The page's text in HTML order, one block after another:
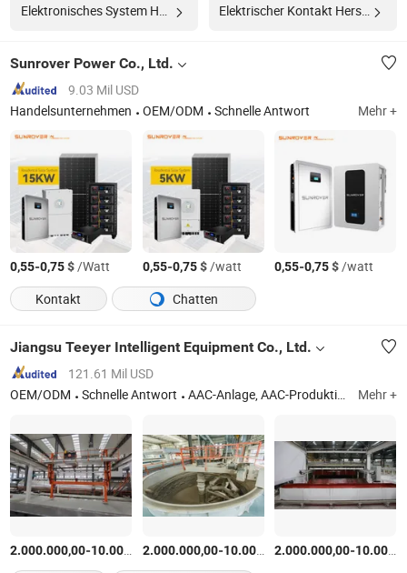
Elektrischer Kontakt Hersteller
Sunrover Power Co., Ltd.
9.03 Mil USD
Handelsunternehmen
OEM/ODM Schnelle Antwort Mehr +
0,55-0,75$/Watt 0,55-0,75$/watt 0,55-0,75$/watt
Kontakt
Chatten
Jiangsu Teeyer Intelligent Equipment Co., Ltd.
121.61 Mil USD
OEM/ODM
Schnelle Antwort AAC-Anlage, AAC-Produktionslinie, AAC-Blockherstellungsmaschine, Betonblockherstellungsmaschine, Betonziegelherstellungsmaschine Mehr +
2.000.000,00-10.000.000,00 $/Satz
2.000.000,00-10.000.000,00 $/Satz
2.000.000,00-10.000.000,00